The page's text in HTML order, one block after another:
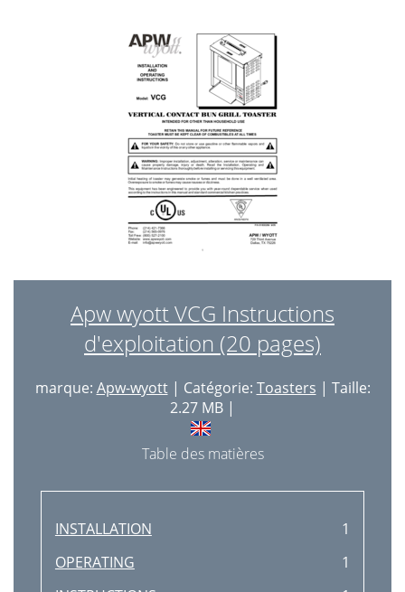
Apw wyott VCG Instructions
d'exploitation (20 pages)
marque: Apw-wyott| Catégorie: Toasters | Taille:
2.27 MB |
Table des matières
INSTALLATION
1
OPERATING
1